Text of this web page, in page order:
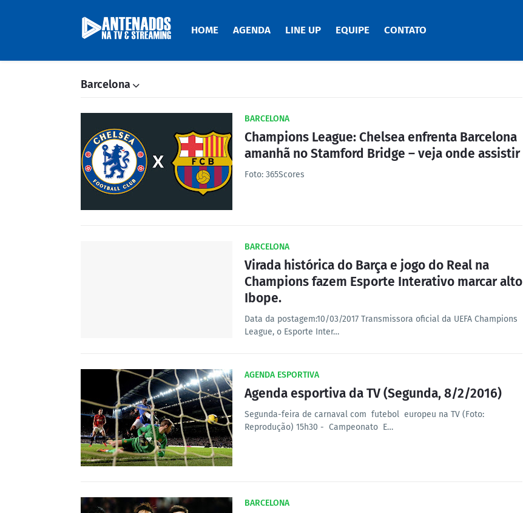
HOME AGENDA LINE UP EQUIPE CONTATO
Barcelona
BARCELONA
Champions League: Chelsea enfrenta Barcelona
amanhã no Stamford Bridge – veja onde assistir
Foto: 365Scores
BARCELONA
Virada histórica do Barça e jogo do Real na
Champions fazem Esporte Interativo marcar alto
Ibope.
Data da postagem:10/03/2017 Transmissora oficial da UEFA Champions
League, o Esporte Inter…
AGENDA ESPORTIVA
Agenda esportiva da TV (Segunda, 8/2/2016)
Segunda-feira de carnaval com futebol europeu na TV (Foto:
Reprodução) 15h30 - Campeonato E…
BARCELONA